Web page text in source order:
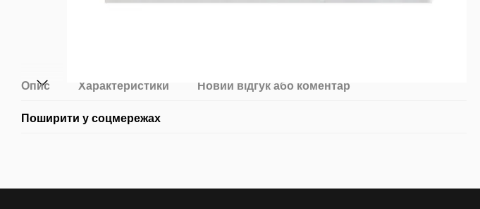
Опис Характеристики Новий відгук або коментар
Поширити у соцмережах